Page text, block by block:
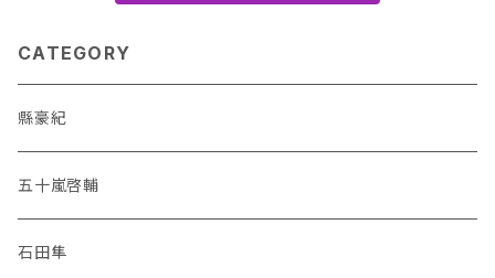
CATEGORY
縣豪紀
五十嵐啓輔
石田隼